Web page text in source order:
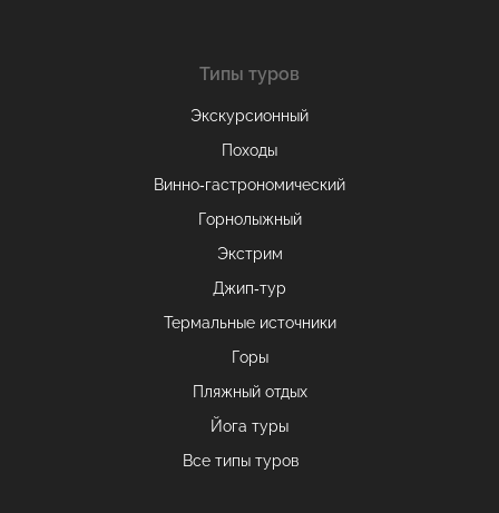
Типы туров
Экскурсионный
Походы
Винно-гастрономический
Горнолыжный
Экстрим
Джип-тур
Термальные источники
Горы
Пляжный отдых
Йога туры
Все типы туров